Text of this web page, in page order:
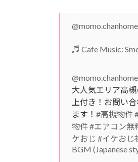
@momo.chanhome
♬ Cafe Music:
@momo.chanhome
大人気エリア高
上付き！お問い
ます！ #高槻物件
物件#エアコン無
ケおじ #イケおじ
BGM (Japanese